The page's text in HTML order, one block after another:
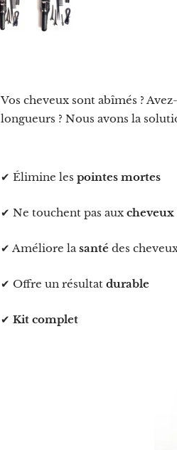
Vos cheveux sont abîmés ?
longueurs ? Nous avons la
✔ Élimine les pointes mortes
✔ Ne touchent pas aux cheveux
✔ Améliore la santédes
✔ Offre un résultat durable
✔ Kit complet